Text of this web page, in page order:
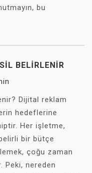
bu
BELIRLENIR
Dijital reklam
hedeflerine
Her işletme,
bir bütçe
çoğu zaman
Peki, nereden